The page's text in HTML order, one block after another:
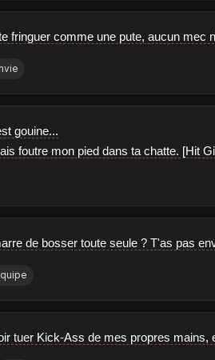
fringuer comme une pute, aucun mec
gouine...
foutre mon pied dans ta chatte. [Hit
de bosser toute seule ? T'as pas
tuer Kick-Ass de mes propres mains,